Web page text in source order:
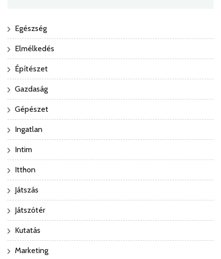
Egészség
Elmélkedés
Építészet
Gazdaság
Gépészet
Ingatlan
Intim
Itthon
Játszás
Játszótér
Kutatás
Marketing